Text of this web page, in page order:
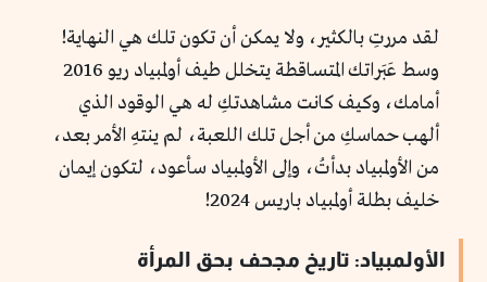
لقد مررتِ بالكثير، ولا يمكن أن تكون تلك هي النهاية!
وسط عَبَراتك المتساقطة يتخلل طيف أولمبياد ريو 2016
أمامك، وكيف كانت مشاهدتكِ له هي الوقود الذي
ألهب حماسكِ من أجل تلك اللعبة، لم ينتهِ الأمر بعد،
من الأولمبياد بدأتُ، وإلى الأولمبياد سأعود، لتكون إيمان
خليف بطلة أولمبياد باريس 2024!
الأولمبياد: تاريخ مجحف بحق المرأة